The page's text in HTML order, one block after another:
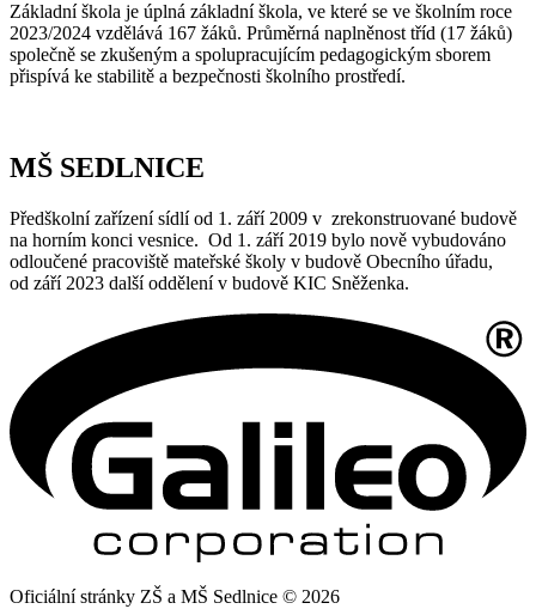
Základní škola je úplná základní škola, ve které se ve školním roce
2023/2024 vzdělává 167 žáků. Průměrná naplněnost tříd (17 žáků)
společně se zkušeným a spolupracujícím pedagogickým sborem
přispívá ke stabilitě a bezpečnosti školního prostředí.
MŠ SEDLNICE
Předškolní zařízení sídlí od 1. září 2009 v zrekonstruované budově
na horním konci vesnice. Od 1. září 2019 bylo nově vybudováno
odloučené pracoviště mateřské školy v budově Obecního úřadu,
od září 2023 další oddělení v budově KIC Sněženka.
Oficiální stránky ZŠ a MŠ Sedlnice © 2026